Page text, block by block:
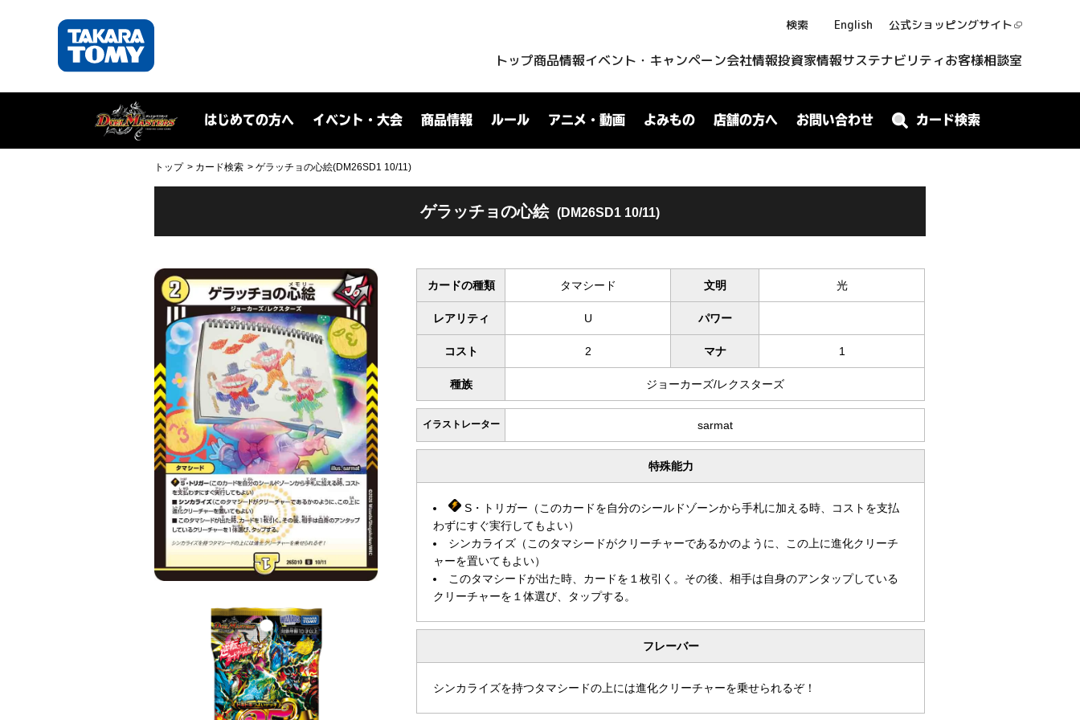
検索 English 公式ショッピングサイト
トップ商品情報イベント・キャンペーン会社情報投資家情報サステナビリティお客様相談室
はじめての方へ イベント・大会 商品情報 ルール アニメ・動画 よみもの 店舗の方へ お問い合わせ カード検索
トップ カード検索 ゲラッチョの心絵(DM26SD1 10/11)
ゲラッチョの心絵 (DM26SD1 10/11)
カードの種類 タマシード 文明 光
レアリティ U パワー
コスト 2 マナ 1
種族 ジョーカーズ/レクスターズ
イラストレーター sarmat
特殊能力
S・トリガー（このカードを自分のシールドゾーンから手札に加える時、コストを支払
わずにすぐ実行してもよい）
シンカライズ（このタマシードがクリーチャーであるかのように、この上に進化クリーチ
ャーを置いてもよい）
このタマシードが出た時、カードを１枚引く。その後、相手は自身のアンタップしている
クリーチャーを１体選び、タップする。
フレーバー
シンカライズを持つタマシードの上には進化クリーチャーを乗せられるぞ！